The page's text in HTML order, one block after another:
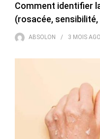
Comment identifier
(rosacée,
ABSOLON 3 MOIS AGO